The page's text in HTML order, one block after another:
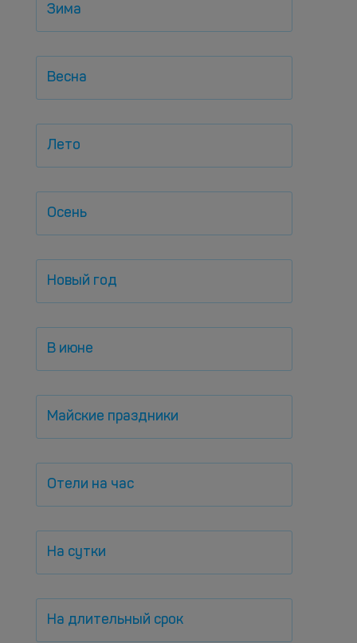
Зима
Весна
Лето
Осень
Новый год
В июне
Майские праздники
Отели на час
На сутки
На длительный срок